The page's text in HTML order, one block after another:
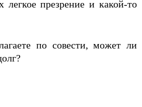
презрение и какой-то
по совести, может ли